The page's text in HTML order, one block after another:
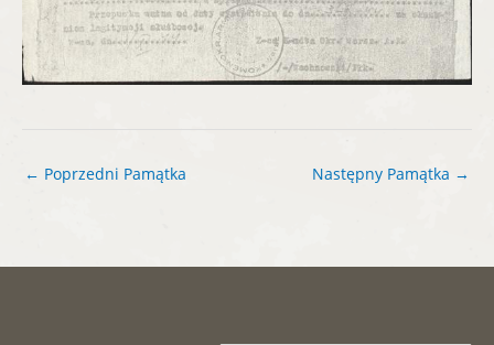
← Poprzedni Pamątka Następny Pamątka →